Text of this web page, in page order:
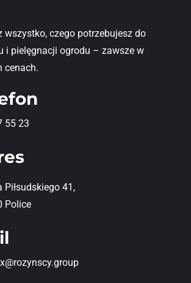
wszystko, czego potrzebujesz do
i pielęgnacji ogrodu – zawsze w
cenach.
55 23
Piłsudskiego 41,
Police